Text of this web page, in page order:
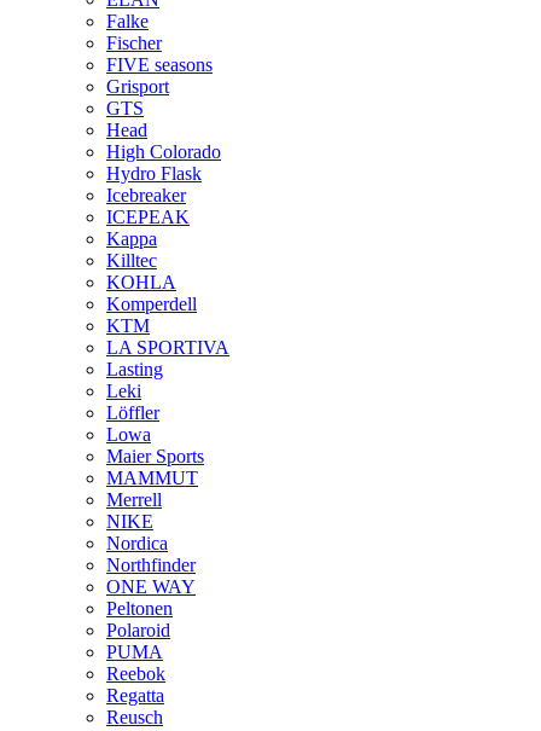
Falke
Fischer
FIVE seasons
Grisport
GTS
Head
High Colorado
Hydro Flask
Icebreaker
ICEPEAK
Kappa
Killtec
KOHLA
Komperdell
KTM
LA SPORTIVA
Lasting
Leki
Löffler
Lowa
Maier Sports
MAMMUT
Merrell
NIKE
Nordica
Northfinder
ONE WAY
Peltonen
Polaroid
PUMA
Reebok
Regatta
Reusch